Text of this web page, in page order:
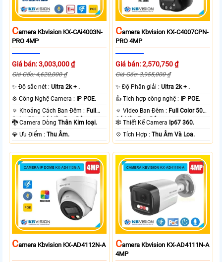
CAmera Kbvision KX-CAi4003N-
PRO 4MP
Giá bán: 3,003,000 ₫
Giá Gốc: 4,620,000 ₫
✨ Độ sắc nét :Ultra 2k + .
⚙ Công Nghệ Camera :
IP POE.
🔅 Khoảng Cách Ban Đêm : Full
Color 50m Có Màu Ban Ðêm.
🐉️ Camera DòngThân Kim loại.
️💎 Ưu Điểm :Thu Âm.
CAmera Kbvision KX-C4007CPN-
PRO 4MP
Giá bán: 2,570,750 ₫
Giá Gốc: 3,955,000 ₫
✨ Độ Phân giải :Ultra 2k + .
👍 Tích hợp công nghệ :
IP POE.
🔅 Video Ban Đêm : Full Color 50m
Có Màu Ban Ðêm.
🕸️ Thiết Kế Camera Ip67 360.
️💠 Tích Hợp :Thu Âm Và Loa.
CAmera Kbvision KX-AD4112N-A CAmera Kbvision KX-AD4111N-A
4MP